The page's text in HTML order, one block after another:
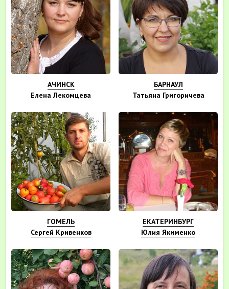
АЧИНСК
Елена Лекомцева
БАРНАУЛ
Татьяна Григоричева
ГОМЕЛЬ
Сергей Кривенков
ЕКАТЕРИНБУРГ
Юлия Якименко